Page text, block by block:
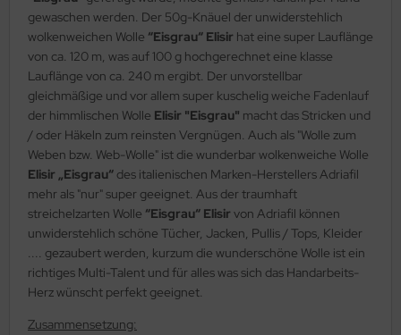
gewaschen werden. Der 50g-Knäuel der unwiderstehlich
wolkenweichen Wolle “Eisgrau“ Elisir hat eine super Lauflänge
von ca. 120 m, was auf 100 g hochgerechnet eine klasse
Lauflänge von ca. 240 m ergibt. Der unvorstellbar
gleichmäßige und vor allem super kuschelig weiche Fadenlauf
der himmlischen Wolle Elisir "Eisgrau" macht das Stricken und
/ oder Häkeln zum reinsten Vergnügen. Auch als "Wolle zum
Weben bzw. Web-Wolle" ist die wunderbar wolkenweiche Wolle
Elisir „Eisgrau“ des italienischen Marken-Herstellers Adriafil
mehr als "nur" super geeignet. Aus der traumhaft
streichelzarten Wolle “Eisgrau“ Elisir von Adriafil können
unwiderstehlich schöne Tücher, Jacken, Pullis / Tops, Kleider
.... gezaubert werden, kurzum die wunderschöne Wolle ist ein
richtiges Multi-Talent und für alles was sich das Handarbeits-
Herz wünscht perfekt geeignet.
Zusammensetzung: